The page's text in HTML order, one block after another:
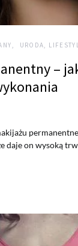
URODA,
–
daje on wysoką